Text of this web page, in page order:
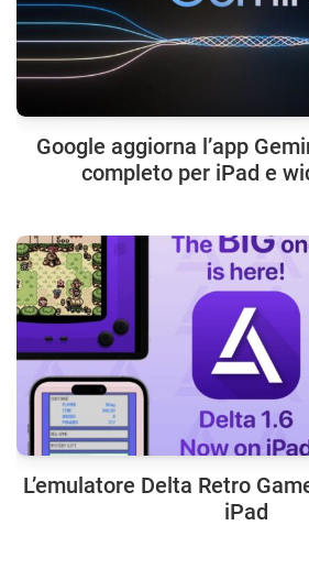
Google aggiorna l’app
completo per iPad e
L’emulatore Delta Retro
iPad